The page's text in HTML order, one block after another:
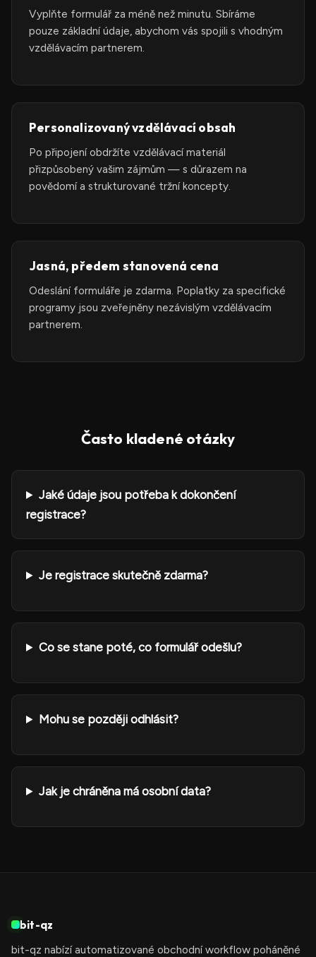
Vyplňte formulář za méně než minutu. Sbíráme
pouze základní údaje, abychom vás spojili s vhodným
vzdělávacím partnerem.
Personalizovaný vzdělávací obsah
Po připojení obdržíte vzdělávací materiál
přizpůsobený vašim zájmům — s důrazem na
povědomí a strukturované tržní koncepty.
Jasná, předem stanovená cena
Odeslání formuláře je zdarma. Poplatky za specifické
programy jsou zveřejněny nezávislým vzdělávacím
partnerem.
Často kladené otázky
Jaké údaje jsou potřeba k dokončení
registrace?
Je registrace skutečně zdarma?
Co se stane poté, co formulář odešlu?
Mohu se později odhlásit?
Jak je chráněna má osobní data?
bit-qz
bit-qz nabízí automatizované obchodní workflow poháněné